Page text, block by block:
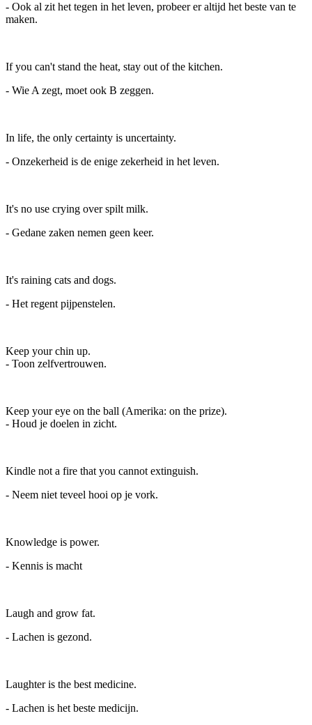
- Ook al zit het tegen in het leven, probeer er altijd het beste van te
maken.
If you can't stand the heat, stay out of the kitchen.
- Wie A zegt, moet ook B zeggen.
In life, the only certainty is uncertainty.
- Onzekerheid is de enige zekerheid in het leven.
It's no use crying over spilt milk.
- Gedane zaken nemen geen keer.
It's raining cats and dogs.
- Het regent pijpenstelen.
Keep your chin up.
- Toon zelfvertrouwen.
Keep your eye on the ball (Amerika: on the prize).
- Houd je doelen in zicht.
Kindle not a fire that you cannot extinguish.
- Neem niet teveel hooi op je vork.
Knowledge is power.
- Kennis is macht
Laugh and grow fat.
- Lachen is gezond.
Laughter is the best medicine.
- Lachen is het beste medicijn.